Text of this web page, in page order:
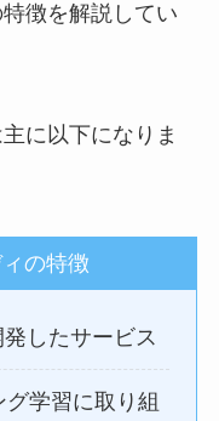
徴を解説してい
に以下になりま
の特徴
したサービス
学習に取り組